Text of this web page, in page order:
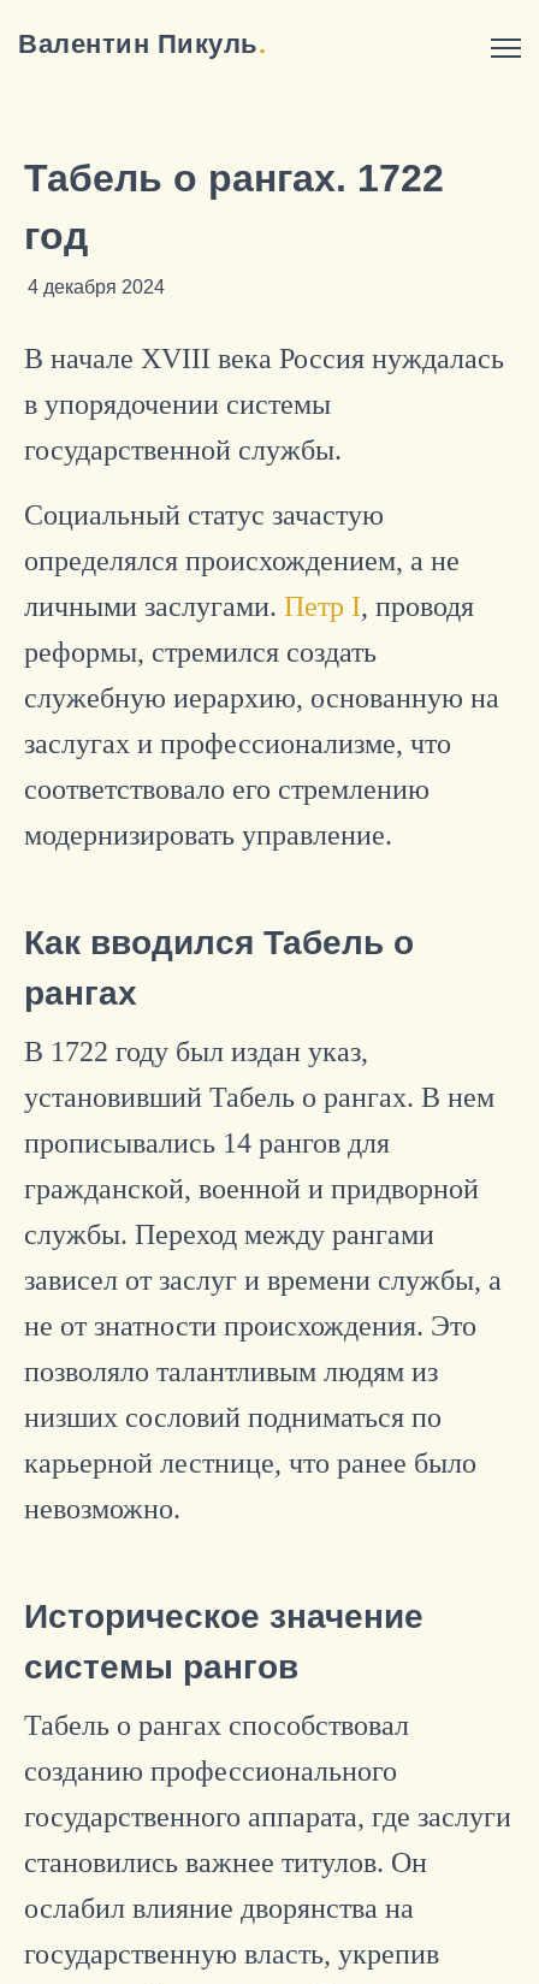
Валентин Пикуль.
Табель о рангах. 1722
год
4 декабря 2024
В начале XVIII века Россия нуждалась
в упорядочении системы
государственной службы.
Социальный статус зачастую
определялся происхождением, а не
личными заслугами. Петр I, проводя
реформы, стремился создать
служебную иерархию, основанную на
заслугах и профессионализме, что
соответствовало его стремлению
модернизировать управление.
Как вводился Табель о
рангах
В 1722 году был издан указ,
установивший Табель о рангах. В нем
прописывались 14 рангов для
гражданской, военной и придворной
службы. Переход между рангами
зависел от заслуг и времени службы, а
не от знатности происхождения. Это
позволяло талантливым людям из
низших сословий подниматься по
карьерной лестнице, что ранее было
невозможно.
Историческое значение
системы рангов
Табель о рангах способствовал
созданию профессионального
государственного аппарата, где заслуги
становились важнее титулов. Он
ослабил влияние дворянства на
государственную власть, укрепив